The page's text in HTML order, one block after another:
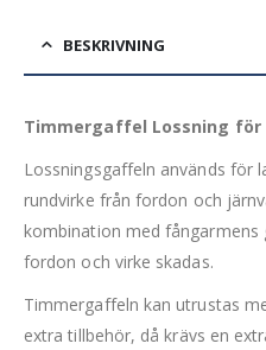
BESKRIVNING
Timmergaffel Lossning för
Lossningsgaffeln används för
rundvirke från fordon och
kombination med
fordon och virke skadas.
Timmergaffeln kan utrustas
extra tillbehör, då krävs en